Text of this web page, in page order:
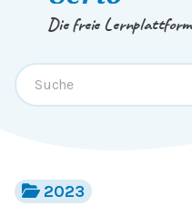
Die freie Lernplattform
2023